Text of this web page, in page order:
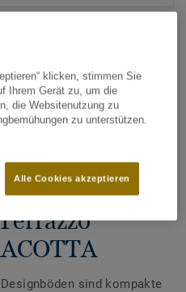
Alle Designs anzeigen (200)
für
sind kompakte
klicken, stimmen Sie
Ihrem Gerät zu, um die
die Websitenutzung zu
zu unterstützen.
Alle Cookies akzeptieren